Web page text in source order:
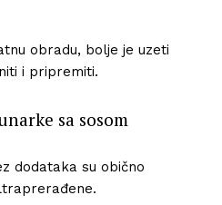
obradu, bolje je uzeti
i pripremiti.
sa sosom
dodataka su obično